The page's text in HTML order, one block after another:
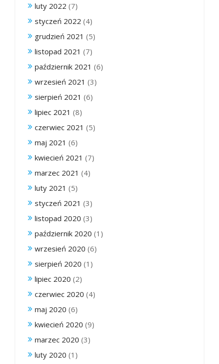
luty 2022 (7)
styczeń 2022 (4)
grudzień 2021 (5)
listopad 2021 (7)
październik 2021 (6)
wrzesień 2021 (3)
sierpień 2021 (6)
lipiec 2021 (8)
czerwiec 2021 (5)
maj 2021 (6)
kwiecień 2021 (7)
marzec 2021 (4)
luty 2021 (5)
styczeń 2021 (3)
listopad 2020 (3)
październik 2020 (1)
wrzesień 2020 (6)
sierpień 2020 (1)
lipiec 2020 (2)
czerwiec 2020 (4)
maj 2020 (6)
kwiecień 2020 (9)
marzec 2020 (3)
luty 2020 (1)